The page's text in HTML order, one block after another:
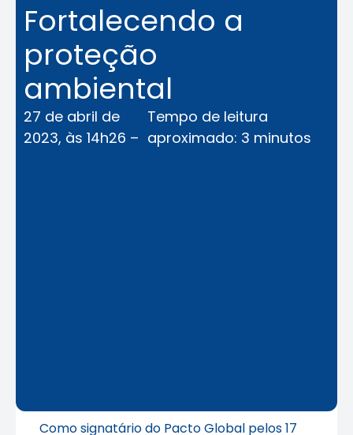
Fortalecendo a
proteção
ambiental
27 de abril de
2023, às 14h26 –
Tempo de leitura
aproximado: 3 minutos
Como signatário do Pacto Global pelos 17